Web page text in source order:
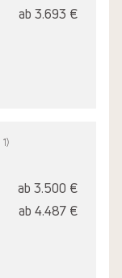
ab 3.693 €
1)
ab 3.500 €
ab 4.487 €